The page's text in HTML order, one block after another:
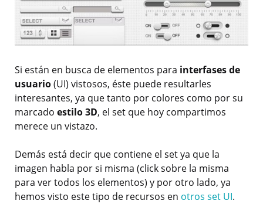
Si están en busca de elementos para interfases de
usuario(UI) vistosos, éste puede resultarles
interesantes, ya que tanto por colores como por su
marcado estilo 3D, el set que hoy compartimos
merece un vistazo.
Demás está decir que contiene el set ya que la
imagen habla por si misma (click sobre la misma
para ver todos los elementos) y por otro lado, ya
hemos visto este tipo de recursos en otros set UI.